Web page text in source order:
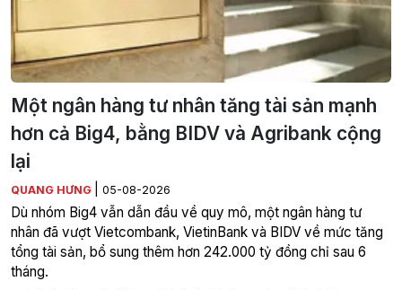
Một ngân hàng tư nhân tăng tài sản mạnh
hơn cả Big4, bằng BIDV và Agribank cộng
lại
QUANG HƯNG 05-08-2026
Dù nhóm Big4 vẫn dẫn đầu về quy mô, một ngân hàng tư
nhân đã vượt Vietcombank, VietinBank và BIDV về mức tăng
tổng tài sản, bổ sung thêm hơn 242.000 tỷ đồng chỉ sau 6
tháng.